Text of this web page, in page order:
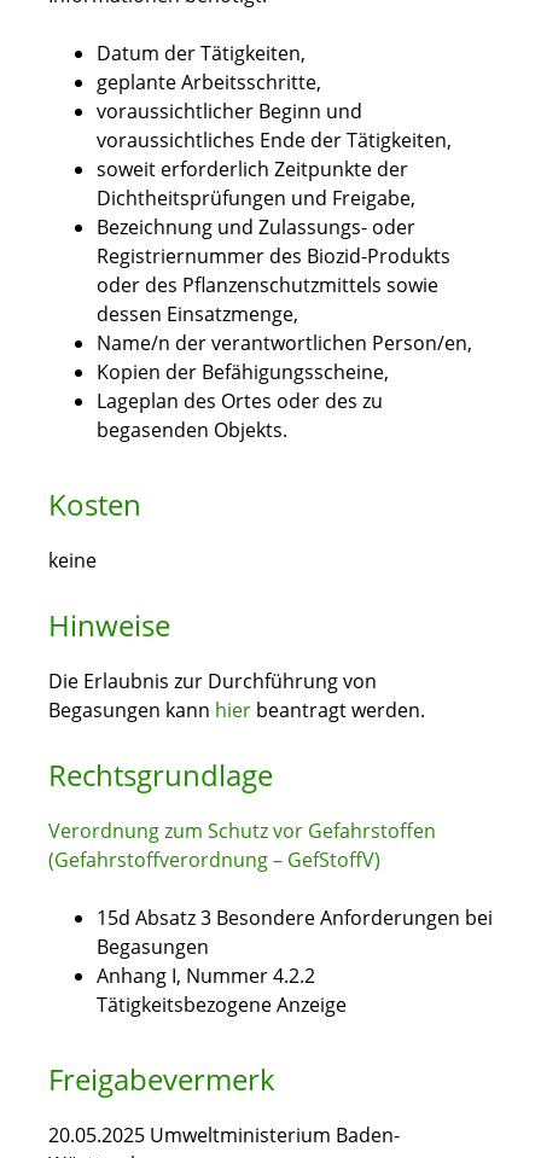
Datum der Tätigkeiten,
geplante Arbeitsschritte,
voraussichtlicher Beginn und
voraussichtliches Ende der Tätigkeiten,
soweit erforderlich Zeitpunkte der
Dichtheitsprüfungen und Freigabe,
Bezeichnung und Zulassungs- oder
Registriernummer des Biozid-Produkts
oder des Pflanzenschutzmittels sowie
dessen Einsatzmenge,
Name/n der verantwortlichen Person/en,
Kopien der Befähigungsscheine,
Lageplan des Ortes oder des zu
begasenden Objekts.
Kosten
keine
Hinweise
Die Erlaubnis zur Durchführung von
Begasungen kann hier beantragt werden.
Rechtsgrundlage
Verordnung zum Schutz vor Gefahrstoffen
(Gefahrstoffverordnung – GefStoffV)
15d Absatz 3 Besondere Anforderungen bei
Begasungen
Anhang I, Nummer 4.2.2
Tätigkeitsbezogene Anzeige
Freigabevermerk
20.05.2025 Umweltministerium Baden-